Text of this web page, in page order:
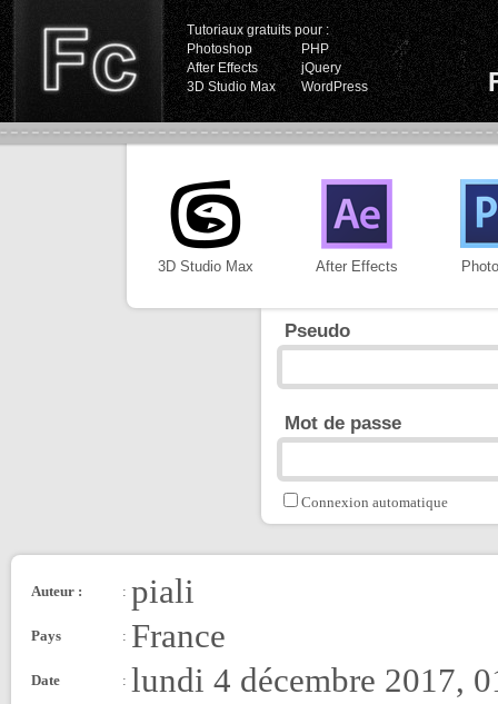
Tutoriaux gratuits pour :
Photoshop
PHP
After Effects
jQuery
3D Studio Max
WordPress
3D Studio Max After Effects
Pseudo
Mot de passe
Connexion automatique
Auteur : : piali
Pays : France
Date : lundi 4 décembre 2017,